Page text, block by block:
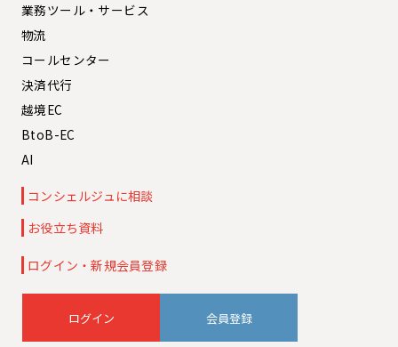
業務ツール・サービス
物流
コールセンター
決済代行
越境EC
BtoB-EC
AI
コンシェルジュに相談
お役立ち資料
ログイン・新規会員登録
会員登録